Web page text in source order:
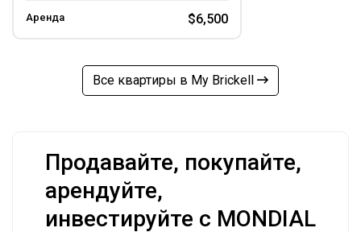
Аренда $6,500
Все квартиры в My Brickell
Продавайте, покупайте,
арендуйте,
инвестируйте с MONDIAL